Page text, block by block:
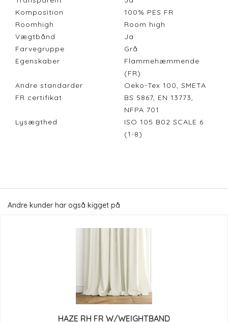
Komposition
100% PES FR
Roomhigh
Room high
Vægtbånd
Ja
Farvegruppe
Grå
Egenskaber
Flammehæmmende
(FR)
Andre standarder
Oeko-Tex 100, SMETA
FR certifikat
BS 5867, EN 13773,
NFPA 701
Lysægthed
ISO 105 B02 SCALE 6
(1-8)
Andre kunder har også kigget på
HAZE RH FR W/WEIGHTBAND